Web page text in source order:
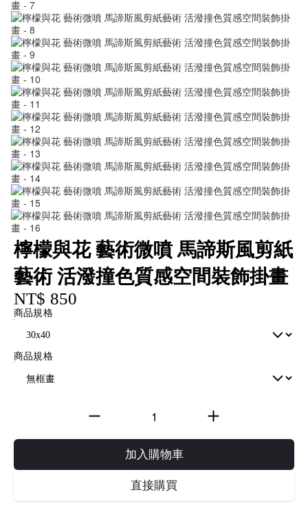
檸檬與花 藝術微噴 馬諦斯風剪紙
藝術 活潑撞色質感空間裝飾掛畫
NT$ 850
商品規格
商品規格
加入購物車
直接購買